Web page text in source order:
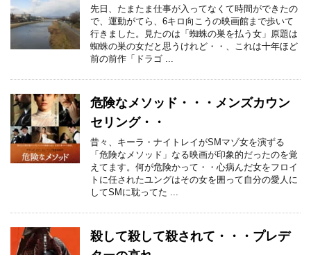
先日、たまたま仕事が入ってなくて時間ができたの
で、運動がてら、6キロ向こうの映画館まで歩いて
行きました。見たのは「蜘蛛の巣を払う女」原題は
蜘蛛の巣の女だと思うけれど・・、これは十年ほど
前の前作「ドラゴ ...
危険なメソッド・・・メンズカウン
セリング・・
昔々、キーラ・ナイトレイがSMマゾ女を演ずる
「危険なメソッド」なる映画が印象的だったのを覚
えてます。何が危険かって・・心病んだ女をフロイ
トに任されたユングはその女を囲って自分の愛人に
してSMに耽ってた ...
殺して殺して殺されて・・・プレデ